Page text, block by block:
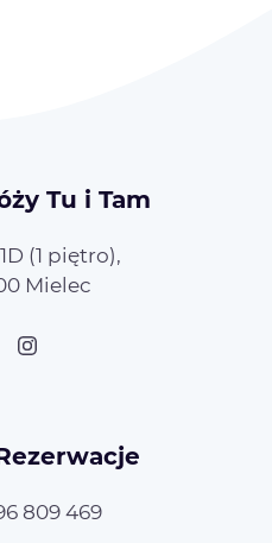
Tu i Tam
(1 piętro),
Mielec
809 469